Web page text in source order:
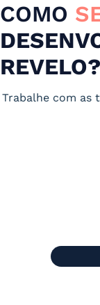
COMO
REVELO?
Trabalhe com as